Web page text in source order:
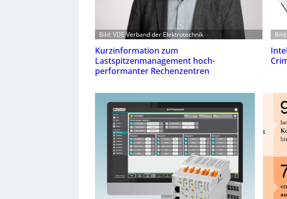
Bild: VDE Verband der Elektrotechnik
Kurzinformation zum
Lastspitzenmanagement hoch-
performanter Rechenzentren